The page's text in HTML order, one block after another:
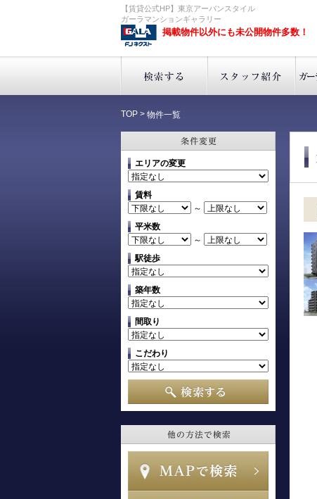
【賃貸公式HP】東京アーバンスタイル
ガーラマンションギャラリー
掲載物件以外にも未公開物件多数！
TOP > 物件一覧
エリアの変更
賃料
～
平米数
～
駅徒歩
築年数
間取り
こだわり